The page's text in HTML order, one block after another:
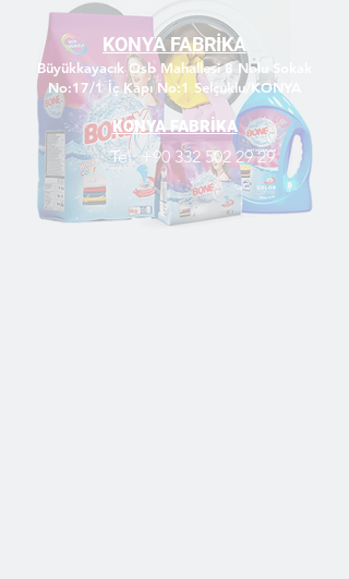
KONYA FABRİKA
Büyükkayacık Osb Mahallesi 8 Nolu Sokak
No:17/1 İç Kapı No:1 Selçuklu/KONYA
KONYA FABRİKA
Tel:+90 332 502 29 29